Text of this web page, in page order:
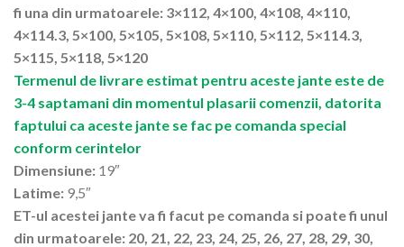
fi una din urmatoarele: 3×112, 4×100, 4×108, 4×110,
4×114.3, 5×100, 5×105, 5×108, 5×110, 5×112, 5×114.3,
5×115, 5×118, 5×120
Termenul de livrare estimat pentru aceste jante este de
3-4 saptamani din momentul plasarii comenzii, datorita
faptului ca aceste jante se fac pe comanda special
conform cerintelor
Dimensiune: 19″
Latime: 9,5″
ET-ul acestei jante va fi facut pe comanda si poate fi unul
din urmatoarele: 20, 21, 22, 23, 24, 25, 26, 27, 28, 29, 30,